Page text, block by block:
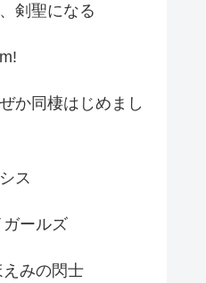
剣聖になる
か同棲はじめまし
ス
ールズ
みの閃士